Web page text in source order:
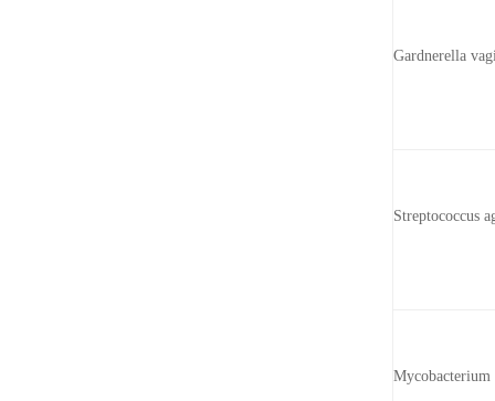
Gardnerella
Streptococcus
Mycobacterium